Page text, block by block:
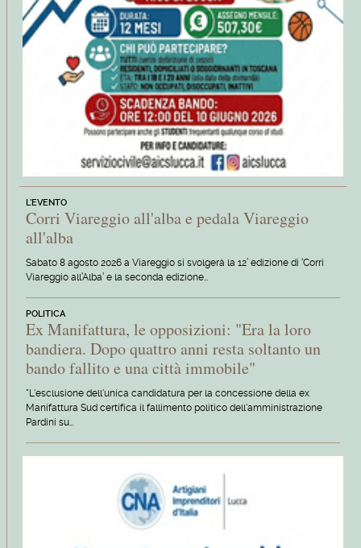
L'EVENTO
Corri Viareggio all'alba e pedala Viareggio
all'alba
Sabato 8 agosto 2026 a Viareggio si svolgerà la 12’ edizione di ‘Corri
Viareggio all’Alba’ e la seconda edizione…
POLITICA
Ex Manifattura, le opposizioni: "Era la loro
bandiera. Dopo quattro anni resta soltanto un
bando fallito e una città immobile"
"L'esclusione dell'unica candidatura per la concessione della ex
Manifattura Sud certifica il fallimento politico dell'amministrazione
Pardini su…